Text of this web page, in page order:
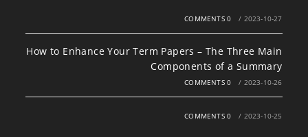
2023-10-27
/
0 COMMENTS
How to Enhance Your Term Papers – The Three Main
Components of a Summary
2023-10-26
/
0 COMMENTS
2023-10-25
/
0 COMMENTS